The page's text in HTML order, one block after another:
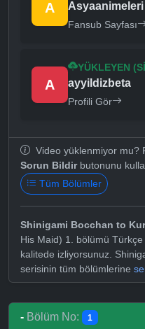
A Asyaanimeleri
Fansub Sayfası
A
YÜKLEYEN
ayyildizbeta
Profili Gör
Video yüklenmiyor mu?
Sorun Bildirbutonunu
Tüm Bölümler
Shinigami Bocchan to
His Maid) 1. bölümü Türkçe
kalitede izliyorsunuz.
serisinin tüm bölümlerine
- Bölüm No: 1